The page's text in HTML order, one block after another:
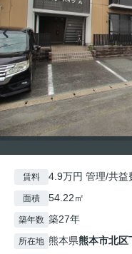
賃料 4.9万円 管理/共益
面積 54.22㎡
築年数 築27年
所在地 熊本県熊本市北区